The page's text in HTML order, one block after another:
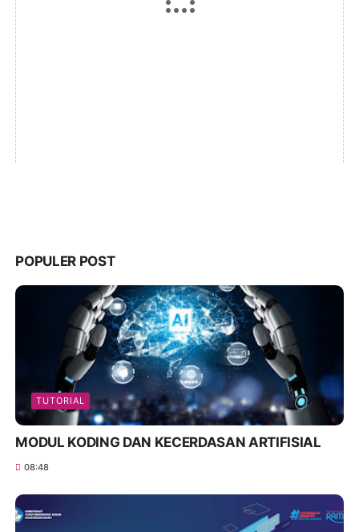
POPULER POST
TUTORIAL
MODUL KODING DAN KECERDASAN ARTIFISIAL
08:48